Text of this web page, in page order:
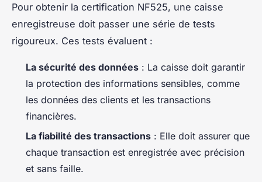
Pour obtenir la certification NF525, une caisse
enregistreuse doit passer une série de tests
rigoureux. Ces tests évaluent :
La sécurité des données : La caisse doit garantir
la protection des informations sensibles, comme
les données des clients et les transactions
financières.
La fiabilité des transactions : Elle doit assurer que
chaque transaction est enregistrée avec précision
et sans faille.